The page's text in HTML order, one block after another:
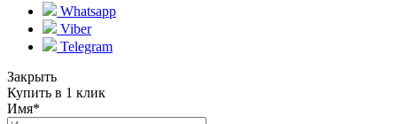
Whatsapp
Viber
Telegram
Закрыть
Купить в 1 клик
Имя*